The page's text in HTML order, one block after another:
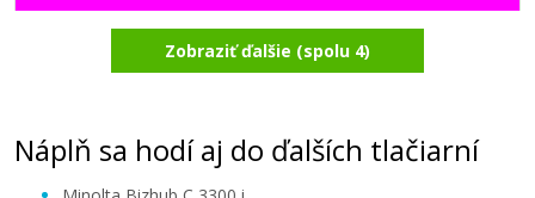
Minolta TNP-81M (AAJW351) (Purpurový)
Zobraziť ďalšie (spolu 4)
Náplň sa hodí aj do ďalších tlačiarní